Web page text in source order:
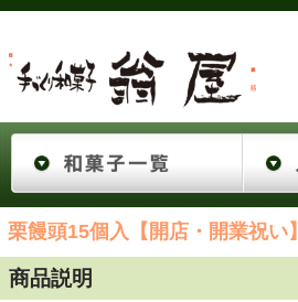
栗饅頭15個入【開店・開業祝い】
商品説明